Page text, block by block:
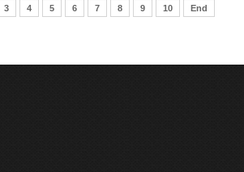
3 4 5 6 7 8 9 10 End